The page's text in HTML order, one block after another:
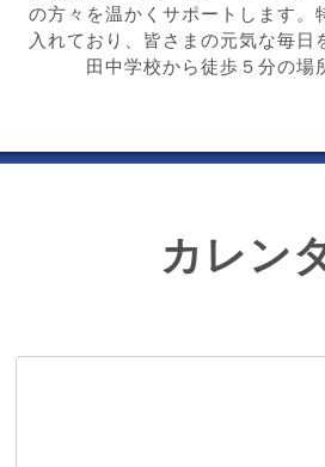
の方々を温かくサポートします。
入れており、皆さまの元気な毎日
田中学校から徒歩５分の場
カレン